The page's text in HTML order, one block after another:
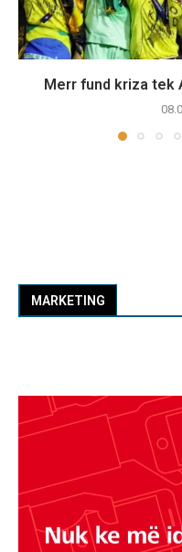
Merr fund kriza tek
MARKETING